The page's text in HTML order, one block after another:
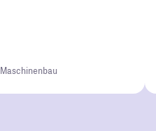
Maschinenbau